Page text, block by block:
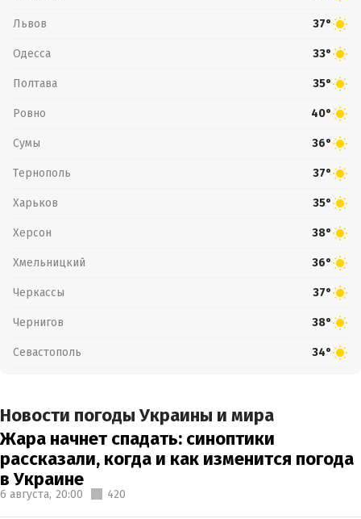
Львов 37°
Одесса 33°
Полтава 35°
Ровно 40°
Сумы 36°
Тернополь 37°
Харьков 35°
Херсон 38°
Хмельницкий 36°
Черкассы 37°
Чернигов 38°
Севастополь 34°
Новости погоды Украины и мира
Жара начнет спадать: синоптики
рассказали, когда и как изменится погода
в Украине
6 августа, 20:00 420